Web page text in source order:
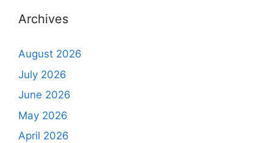
Archives
August 2026
July 2026
June 2026
May 2026
April 2026